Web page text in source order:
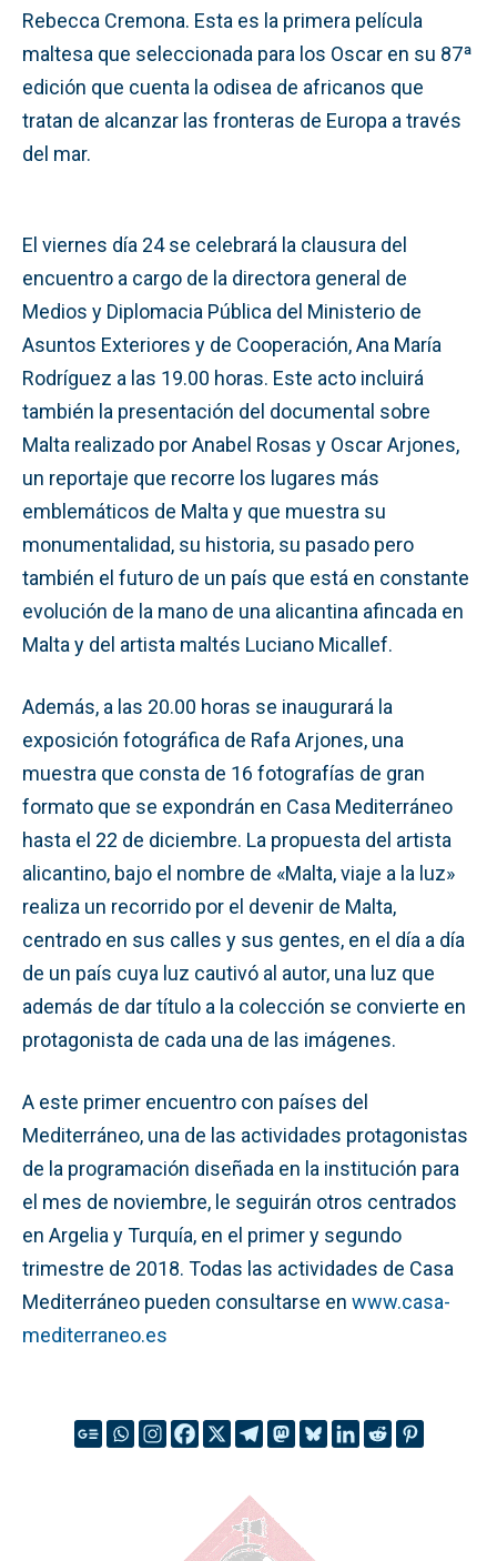
Rebecca Cremona. Esta es la primera película
maltesa que seleccionada para los Oscar en su 87ª
edición que cuenta la odisea de africanos que
tratan de alcanzar las fronteras de Europa a través
del mar.
El viernes día 24 se celebrará la clausura del
encuentro a cargo de la directora general de
Medios y Diplomacia Pública del Ministerio de
Asuntos Exteriores y de Cooperación, Ana María
Rodríguez a las 19.00 horas. Este acto incluirá
también la presentación del documental sobre
Malta realizado por Anabel Rosas y Oscar Arjones,
un reportaje que recorre los lugares más
emblemáticos de Malta y que muestra su
monumentalidad, su historia, su pasado pero
también el futuro de un país que está en constante
evolución de la mano de una alicantina afincada en
Malta y del artista maltés Luciano Micallef.
Además, a las 20.00 horas se inaugurará la
exposición fotográfica de Rafa Arjones, una
muestra que consta de 16 fotografías de gran
formato que se expondrán en Casa Mediterráneo
hasta el 22 de diciembre. La propuesta del artista
alicantino, bajo el nombre de «Malta, viaje a la luz»
realiza un recorrido por el devenir de Malta,
centrado en sus calles y sus gentes, en el día a día
de un país cuya luz cautivó al autor, una luz que
además de dar título a la colección se convierte en
protagonista de cada una de las imágenes.
A este primer encuentro con países del
Mediterráneo, una de las actividades protagonistas
de la programación diseñada en la institución para
el mes de noviembre, le seguirán otros centrados
en Argelia y Turquía, en el primer y segundo
trimestre de 2018. Todas las actividades de Casa
Mediterráneo pueden consultarse en www.casa-
mediterraneo.es